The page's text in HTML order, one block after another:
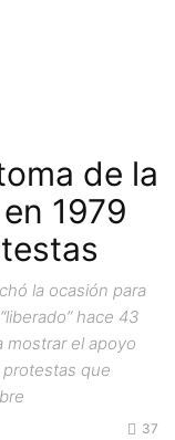
de la
1979
la ocasión para
hace 43
mostrar el apoyo
que
37